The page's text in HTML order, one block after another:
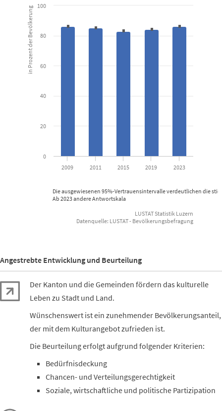
Kanton Luzern
View as data table, Mit dem Kulturangebot Zufriedene seit
The chart has 1 X axis displaying categories.
The chart has 1 Y axis displaying in Prozent der Bevölkerung.
Die ausgewiesenen 95%-Vertrauensintervalle verdeutlichen die
Ab 2023 andere Antwortskala
in Prozent der Bevölkerung
2009 2011 2015 2019 2023
0
20
40
60
80
100
LUSTAT Statistik Luzern
Datenquelle: LUSTAT - Bevölkerungsbefragung
Angestrebte Entwicklung und Beurteilung
Der Kanton und die Gemeinden fördern das kulturelle
Leben zu Stadt und Land.
Wünschenswert ist ein zunehmender Bevölkerungsanteil,
der mit dem Kulturangebot zufrieden ist.
Die Beurteilung erfolgt aufgrund folgender Kriterien:
Bedürfnisdeckung
Chancen- und Verteilungsgerechtigkeit
Soziale, wirtschaftliche und politische Partizipation